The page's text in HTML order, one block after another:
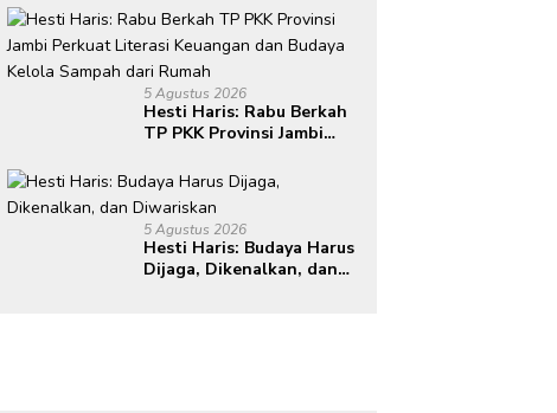
Narkoba di Bungo,
Gubernur Al Haris: “Kalau
anak-anakku bisa jaga
diri, 60% masa depan
sudah ada di tangan”
5 Agustus 2026
Hesti Haris: Rabu Berkah
TP PKK Provinsi Jambi
Keuangan dan Budaya
Kelola Sampah dari
Rumah
5 Agustus 2026
Hesti Haris: Budaya Harus
Dijaga, Dikenalkan, dan